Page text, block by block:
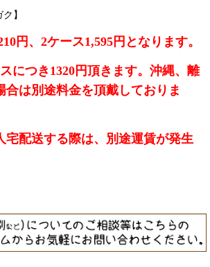
】
円、2ケース1,595円となります。
につき1320円頂きます。沖縄、離
合は別途料金を頂戴しておりま
配送する際は、別途運賃が発生